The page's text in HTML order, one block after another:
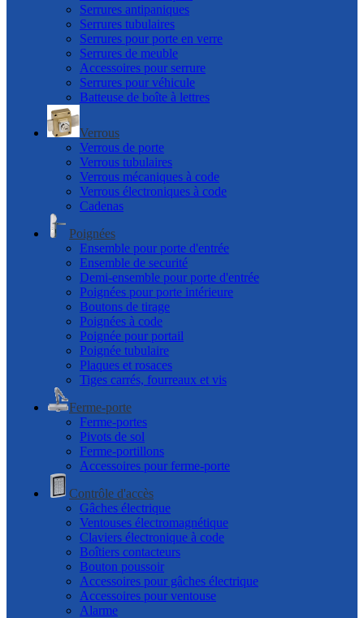
Serrures antipaniques
Serrures tubulaires
Serrures pour porte en verre
Serrures de meuble
Accessoires pour serrure
Serrures pour véhicule
Batteuse de boîte à lettres
Verrous
Verrous de porte
Verrous tubulaires
Verrous mécaniques à code
Verrous électroniques à code
Cadenas
Poignées
Ensemble pour porte d'entrée
Ensemble de securité
Demi-ensemble pour porte d'entrée
Poignées pour porte intérieure
Boutons de tirage
Poignées à code
Poignée pour portail
Poignée tubulaire
Plaques et rosaces
Tiges carrés, fourreaux et vis
Ferme-porte
Ferme-portes
Pivots de sol
Ferme-portillons
Accessoires pour ferme-porte
Contrôle d'accès
Gâches électrique
Ventouses électromagnétique
Claviers électronique à code
Boîtiers contacteurs
Bouton poussoir
Accessoires pour gâches électrique
Accessoires pour ventouse
Alarme